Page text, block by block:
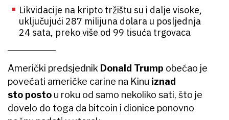
Likvidacije na kripto tržištu su i dalje visoke,
uključujući 287 milijuna dolara u posljednja
24 sata, preko više od 99 tisuća trgovaca
Američki predsjednik Donald Trump obećao je
povećati američke carine na Kinu iznad
sto posto u roku od samo nekoliko sati, što je
dovelo do toga da bitcoin i dionice ponovno